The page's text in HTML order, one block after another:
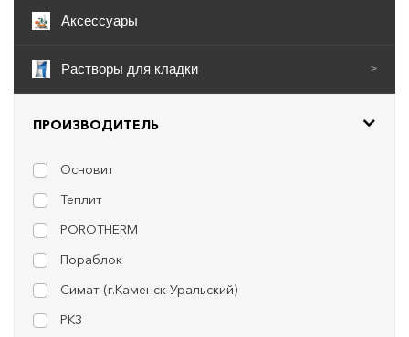
Аксессуары
Растворы для кладки >
ПРОИЗВОДИТЕЛЬ
Основит
Теплит
POROTHERM
Пораблок
Симат (г.Каменск-Уральский)
РКЗ